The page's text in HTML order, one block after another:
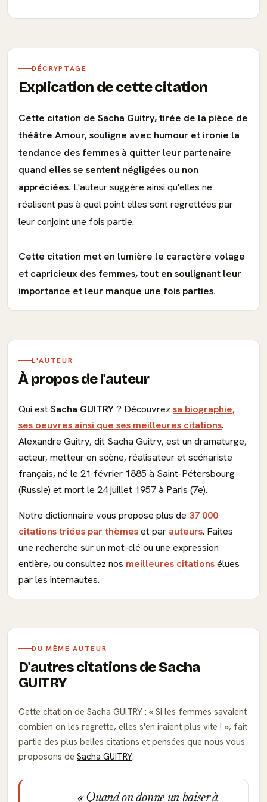
DÉCRYPTAGE
Explication de cette citation
Cette citation de Sacha Guitry, tirée de la pièce de
théâtre Amour, souligne avec humour et ironie la
tendance des femmes à quitter leur partenaire
quand elles se sentent négligées ou non
appréciées. L'auteur suggère ainsi qu'elles ne
réalisent pas à quel point elles sont regrettées par
leur conjoint une fois partie.
Cette citation met en lumière le caractère volage
et capricieux des femmes, tout en soulignant leur
importance et leur manque une fois parties.
L'AUTEUR
À propos de l'auteur
Qui estSacha GUITRY? Découvrez sa biographie,
ses oeuvres ainsi que ses meilleures citations.
Alexandre Guitry, dit Sacha Guitry, est un dramaturge,
acteur, metteur en scène, réalisateur et scénariste
français, né le 21 février 1885 à Saint-Pétersbourg
(Russie) et mort le 24 juillet 1957 à Paris (7e).
Notre dictionnaire vous propose plus de 37 000
citations triées par thèmeset par auteurs. Faites
une recherche sur un mot-clé ou une expression
entière, ou consultez nos meilleures citationsélues
par les internautes.
DU MÊME AUTEUR
D'autres citations de Sacha
GUITRY
Cette citation de Sacha GUITRY :
Si les femmes savaient
combien on les regrette, elles s'en iraient plus vite !
, fait
partie des plus belles citations et pensées que nous vous
proposons de Sacha GUITRY.
Quand on donne un baiser à